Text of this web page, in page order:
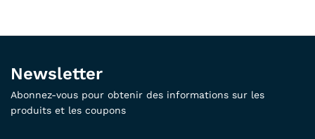
Newsletter
Abonnez-vous pour obtenir des informations sur les
produits et les coupons